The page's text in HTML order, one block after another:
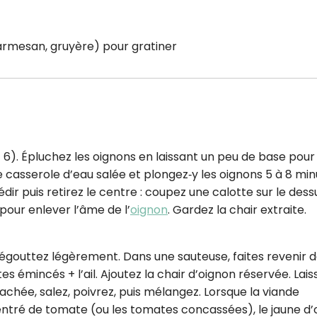
gruyère) pour gratiner
Épluchez les oignons en laissant un peu de base pour
d’eau salée et plongez‑y les oignons 5 à 8
puis retirez le centre : coupez une calotte sur le
enlever l’âme de l’oignon. Gardez la chair extraite.
légèrement. Dans une sauteuse, faites revenir
émincés + l’ail. Ajoutez la chair d’oignon réservée.
salez, poivrez, puis mélangez. Lorsque la viande
de tomate (ou les tomates concassées), le jaune
Je consens à ce que la société
des informations sur le terminal
utilisez. Pour en savoir plus sur ces
voir notre politique de
Je reçois mon cadeau !
envoyer votre newsletter contenant des offres
personnalisées. Vous pourrez vous désinscrire en
désabonnement intégré dans la newsletter. Pour en
exercer vos droits, prenez connaissance de notreCharte
Confidentialité